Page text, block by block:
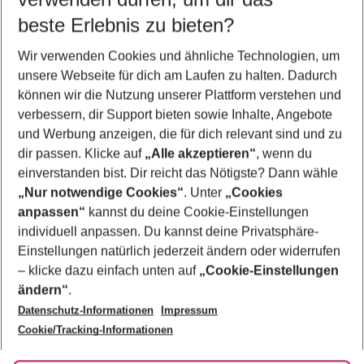
5-8 Nächte
2 Erwachsene Keine Kinder
Mehr Filter anzeigen
Footer
Footer navigation
Über uns
AGB
Bestpreisgarantie
Cookie-Einstellungen ändern
Cookie-Richtlinie
Agenturbetreuung
Barrierefreies Reisen
Folge uns
beste Erlebnis zu bieten?
Wir verwenden Cookies und ähnliche Technologien, um
unsere Webseite für dich am Laufen zu halten. Dadurch
können wir die Nutzung unserer Plattform verstehen und
verbessern, dir Support bieten sowie Inhalte, Angebote
und Werbung anzeigen, die für dich relevant sind und zu
dir passen. Klicke auf „Alle akzeptieren“, wenn du
einverstanden bist. Dir reicht das Nötigste? Dann wähle
„Nur notwendige Cookies“. Unter „Cookies
anpassen“ kannst du deine Cookie-Einstellungen
individuell anpassen. Du kannst deine Privatsphäre-
Einstellungen natürlich jederzeit ändern oder widerrufen
– klicke dazu einfach unten auf „Cookie-Einstellungen
ändern“.
Datenschutz-Informationen
Impressum
Cookie/Tracking-Informationen